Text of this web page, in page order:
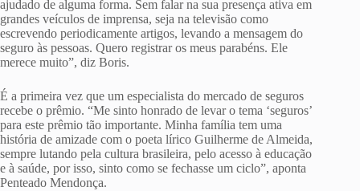
ajudado de alguma forma. Sem falar na sua presença ativa em
grandes veículos de imprensa, seja na televisão como
escrevendo periodicamente artigos, levando a mensagem do
seguro às pessoas. Quero registrar os meus parabéns. Ele
merece muito”, diz Boris.
É a primeira vez que um especialista do mercado de seguros
recebe o prêmio. “Me sinto honrado de levar o tema ‘seguros’
para este prêmio tão importante. Minha família tem uma
história de amizade com o poeta lírico Guilherme de Almeida,
sempre lutando pela cultura brasileira, pelo acesso à educação
e à saúde, por isso, sinto como se fechasse um ciclo”, aponta
Penteado Mendonça.